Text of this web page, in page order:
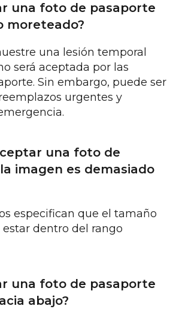
una foto de pasaporte
moreteado?
una lesión temporal
será aceptada por las
Sin embargo, puede ser
urgentes y
una foto de
imagen es demasiado
especifican que el tamaño
dentro del rango
una foto de pasaporte
abajo?